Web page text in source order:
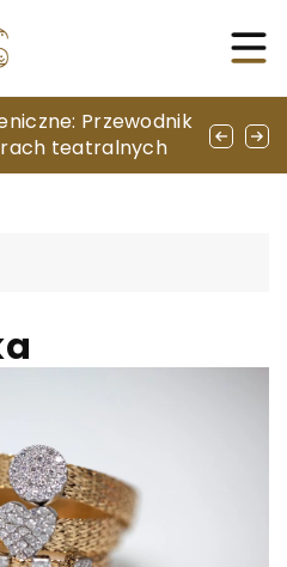
transportem może
i pieniędzy?
Przewodnik
teatralnych
się inspiracją